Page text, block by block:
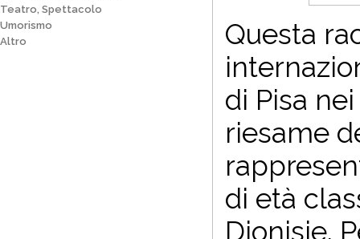
Teatro, Spettacolo
Umorismo
Altro
Questa
di Pisa
riesame
di età
Dionisie.